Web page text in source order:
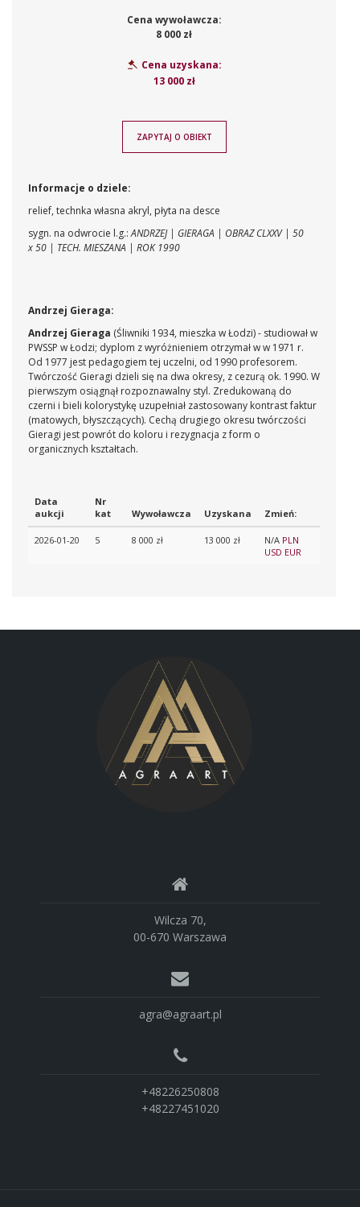
Cena wywoławcza:
8 000 zł
Cena uzyskana:
13 000 zł
ZAPYTAJ O OBIEKT
Informacje o dziele:
relief, technka własna akryl, płyta na desce
sygn. na odwrocie l.g.:ANDRZEJ | GIERAGA | OBRAZ CLXXV | 50
x 50 | TECH. MIESZANA | ROK 1990
Andrzej Gieraga:
Andrzej Gieraga (Śliwniki 1934, mieszka w Łodzi) - studiował w
PWSSP w Łodzi; dyplom z wyróżnieniem otrzymał w w 1971 r.
Od 1977 jest pedagogiem tej uczelni, od 1990 profesorem.
Twórczość Gieragi dzieli się na dwa okresy, z cezurą ok. 1990. W
pierwszym osiągnął rozpoznawalny styl. Zredukowaną do
czerni i bieli kolorystykę uzupełniał zastosowany kontrast faktur
(matowych, błyszczących). Cechą drugiego okresu twórczości
Gieragi jest powrót do koloru i rezygnacja z form o
organicznych kształtach.
Data
aukcji
Nr
kat
Wywoławcza Uzyskana Zmień:
2026-01-20 5 8 000 zł 13 000 zł N/A PLN
USD EUR
Wilcza 70,
00-670 Warszawa
agra@agraart.pl
+48226250808
+48227451020